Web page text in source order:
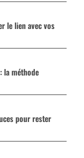
le lien avec vos
la méthode
pour rester